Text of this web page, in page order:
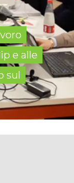
e alle
sul